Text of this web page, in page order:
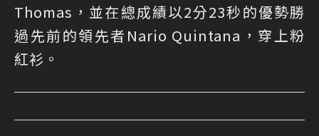
Thomas，並在總成績以2分23秒的優勢勝
過先前的領先者Nario Quintana，穿上粉
紅衫。